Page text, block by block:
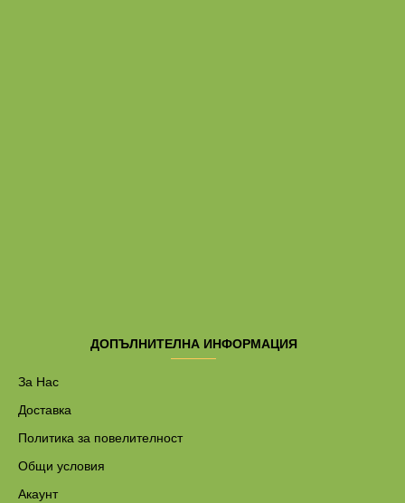
ДОПЪЛНИТЕЛНА ИНФОРМАЦИЯ
За Нас
Доставка
Политика за повелителност
Общи условия
Акаунт